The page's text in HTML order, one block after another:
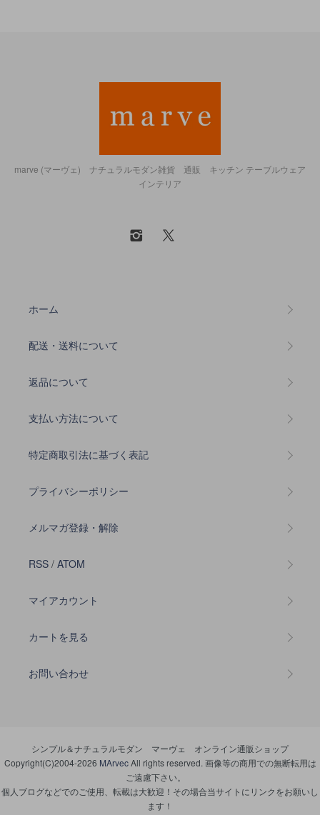
marve (マーヴェ) ナチュラルモダン雑貨 通販 キッチン テーブルウェア
インテリア
ホーム
配送・送料について
返品について
支払い方法について
特定商取引法に基づく表記
プライバシーポリシー
メルマガ登録・解除
RSS / ATOM
マイアカウント
カートを見る
お問い合わせ
シンプル＆ナチュラルモダン マーヴェ オンライン通販ショップ
Copyright(C)2004-2026 MArvecAll rights reserved. 画像等の商用での無断転用は
ご遠慮下さい。
個人ブログなどでのご使用、転載は大歓迎！その場合当サイトにリンクをお願いし
ます！